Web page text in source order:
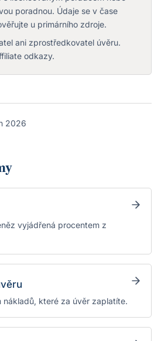
poradnou. Údaje se v čase
u primárního zdroje.
ani zprostředkovatel úvěru.
odkazy.
2026
vyjádřená procentem z
nákladů, které za úvěr zaplatíte.